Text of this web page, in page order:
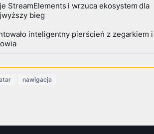
StreamElements i wrzuca ekosystem dla
bieg
inteligentny pierścień z zegarkiem i
nawigacja